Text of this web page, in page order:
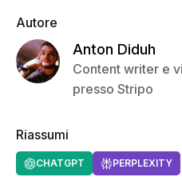
Autore
Anton Diduh
Content writer e
presso Stripo
Riassumi
CHATGPT PERPLEXITY